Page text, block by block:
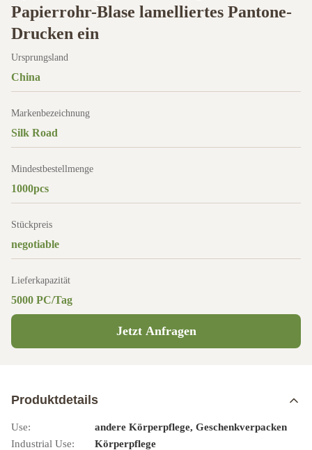
Papierrohr-Blase lamelliertes Pantone-
Drucken ein
Ursprungsland
China
Markenbezeichnung
Silk Road
Mindestbestellmenge
1000pcs
Stückpreis
negotiable
Lieferkapazität
5000 PC/Tag
Jetzt Anfragen
Produktdetails
Use:
andere Körperpflege, Geschenkverpacken
Industrial Use:
Körperpflege